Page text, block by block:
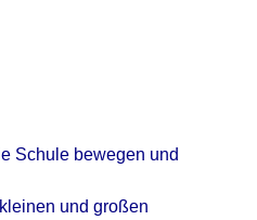
Schule bewegen und
und großen